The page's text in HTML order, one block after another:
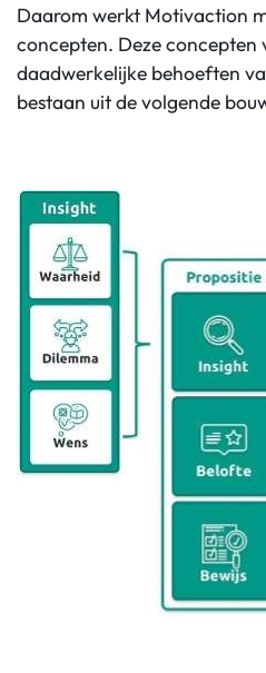
Daarom werkt Motivaction
concepten. Deze concepten
daadwerkelijke behoeften
bestaan uit de volgende